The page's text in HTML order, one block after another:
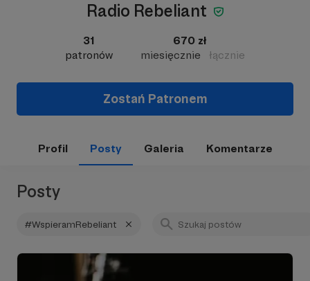
Radio Rebeliant
31
patronów
670 zł
miesięcznie
łącznie
Zostań Patronem
Profil Posty Galeria Komentarze
Posty
#WspieramRebeliant